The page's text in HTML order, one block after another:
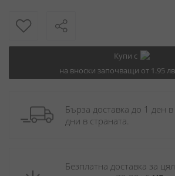
Купи с
на вноски започващи от 1.95
Бърза доставка до 1 ден
дни в страната.
Безплатна доставка за